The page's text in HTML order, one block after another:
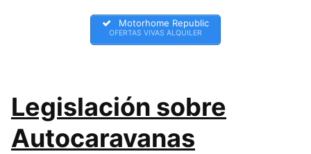
Motorhome Republic
OFERTAS VIVAS ALQUILER
Legislación sobre
Autocaravanas